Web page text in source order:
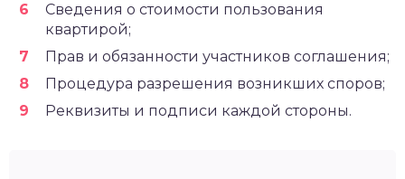
Сведения о стоимости пользования
квартирой;
Прав и обязанности участников соглашения;
Процедура разрешения возникших споров;
Реквизиты и подписи каждой стороны.